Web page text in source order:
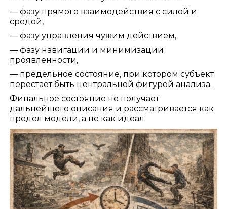
— фазу прямого взаимодействия с силой и
средой,
— фазу управления чужим действием,
— фазу навигации и минимизации
проявленности,
— предельное состояние, при котором субъект
перестаёт быть центральной фигурой анализа.
Финальное состояние не получает
дальнейшего описания и рассматривается как
предел модели, а не как идеал.